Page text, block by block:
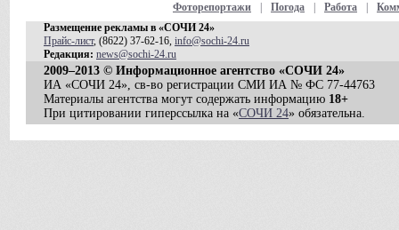
Фоторепортажи Погода Работа
Размещение рекламы в «СОЧИ 24»
Прайс-лист, (8622) 37-62-16, info@sochi-24.ru
Редакция: news@sochi-24.ru
2009–2013 © Информационное агентство «СОЧИ 24»
ИА «СОЧИ 24», св-во регистрации СМИ ИА № ФС 77-44763
Материалы агентства могут содержать информацию 18+
При цитировании гиперссылка на «СОЧИ 24» обязательна.